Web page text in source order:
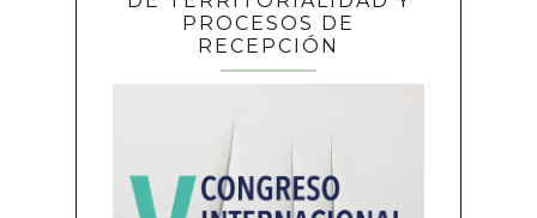
PROCESOS DE
RECEPCIÓN